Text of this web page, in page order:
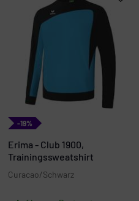
-19%
Erima - Club 1900,
Trainingssweatshirt
Curacao/Schwarz